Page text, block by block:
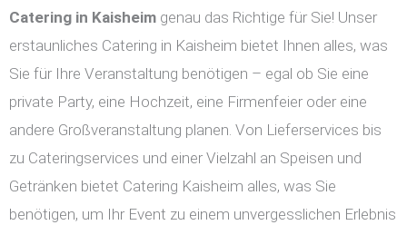
Catering in Kaisheim genau das Richtige für Sie! Unser
erstaunliches Catering in Kaisheim bietet Ihnen alles, was
Sie für Ihre Veranstaltung benötigen – egal ob Sie eine
private Party, eine Hochzeit, eine Firmenfeier oder eine
andere Großveranstaltung planen. Von Lieferservices bis
zu Cateringservices und einer Vielzahl an Speisen und
Getränken bietet Catering Kaisheim alles, was Sie
benötigen, um Ihr Event zu einem unvergesslichen Erlebnis